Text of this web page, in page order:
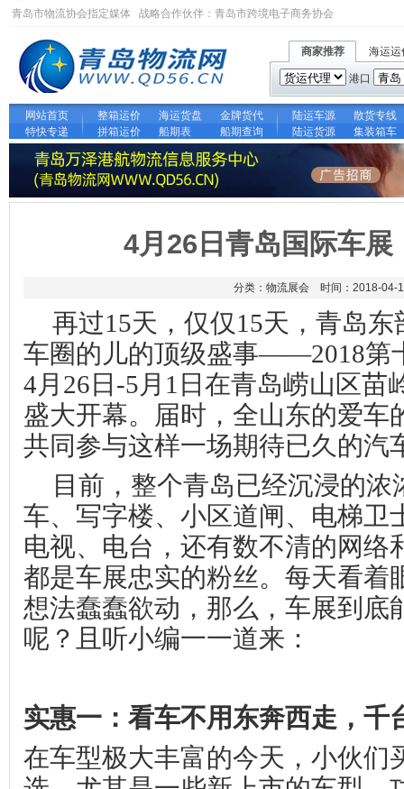
青岛市物流协会指定媒体 战略合作伙伴： 青岛市跨境电子商务协会
商家推荐 海运运
港口
网站首页 整箱运价 海运货盘 金牌货代 陆运车源
散货专线
特快专递
拼箱运价 船期表 船期查询 陆运货源 集装箱车
4月26日青岛国际车展
分类：物流展会 时间：2018-
再过15天，仅仅15天，青岛东
车圈的儿的顶级盛事——2018第
4月 26 日 -5月1 日 在青岛崂山区苗
盛大开幕。届时，全山东的爱车
共同参与这样一场期待已久的汽
目前，整个青岛已经沉浸的
车、写字楼、小区道闸、电梯卫
电视、电台，还有数不清的网络
都是车展忠实的粉丝。每天看着
想法蠢蠢欲动，那么，车展到底
呢？且听小编一一道来：
实惠一：看车不用东奔西走，千
在车型极大丰富的今天，小伙们